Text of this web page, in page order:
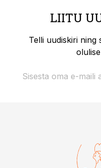
LIITU
Telli uudiskiri ning